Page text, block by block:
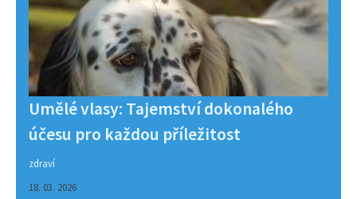
Umělé vlasy: Tajemství dokonalého
účesu pro každou příležitost
zdraví
18. 03. 2026